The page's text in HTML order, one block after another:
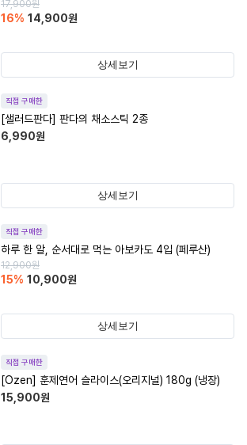
17,900원
16% 14,900원
상세보기
직접 구매한
[샐러드판다] 판다의 채소스틱 2종
6,990원
상세보기
직접 구매한
하루 한 알, 순서대로 먹는 아보카도 4입 (페루산)
12,900원
15% 10,900원
상세보기
직접 구매한
[Ozen] 훈제연어 슬라이스(오리지널) 180g (냉장)
15,900원